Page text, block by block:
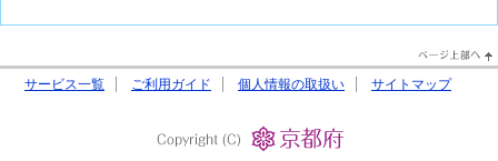
PageTop↑
サービス一覧 ご利用ガイド 個人情報の取扱い サイトマップ